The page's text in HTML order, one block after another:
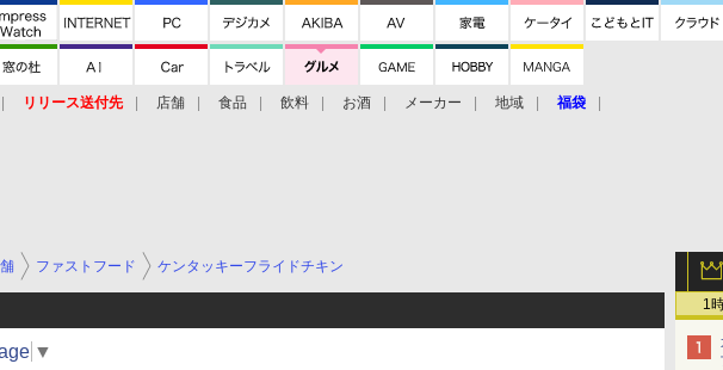
リリース送付先 店舗 食品 飲料 お酒 メーカー 地域 福袋
1
ファストフード ケンタッキーフライドチキン
▼